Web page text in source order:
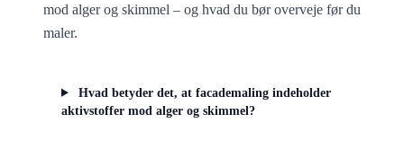
mod alger og skimmel – og hvad du bør overveje før du
maler.
Hvad betyder det, at facademaling indeholder
aktivstoffer mod alger og skimmel?